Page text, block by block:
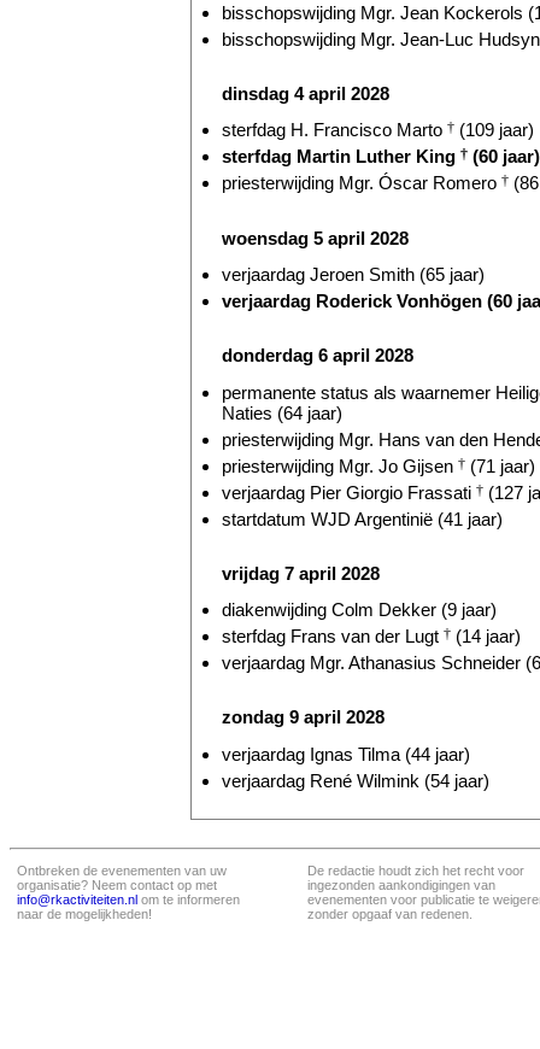
bisschopswijding Mgr. Jean Kockerols
bisschopswijding Mgr. Jean-Luc
dinsdag 4 april 2028
sterfdag H. Francisco Marto † (109 jaar)
sterfdag Martin Luther King † (60 jaar)
priesterwijding Mgr. Óscar Romero †
woensdag 5 april 2028
verjaardag Jeroen Smith (65 jaar)
verjaardag Roderick Vonhögen (60
donderdag 6 april 2028
permanente status als waarnemer
Naties (64 jaar)
priesterwijding Mgr. Hans van den
priesterwijding Mgr. Jo Gijsen † (71 jaar)
verjaardag Pier Giorgio Frassati † (127
startdatum WJD Argentinië (41 jaar)
vrijdag 7 april 2028
diakenwijding Colm Dekker (9 jaar)
sterfdag Frans van der Lugt † (14 jaar)
verjaardag Mgr. Athanasius Schneider
zondag 9 april 2028
verjaardag Ignas Tilma (44 jaar)
verjaardag René Wilmink (54 jaar)
Ontbreken de evenementen van uw
organisatie? Neem contact op met
info@rkactiviteiten.nl om te informeren
naar de mogelijkheden!
De redactie houdt zich het recht voor
ingezonden aankondigingen van
evenementen voor publicatie te
zonder opgaaf van redenen.